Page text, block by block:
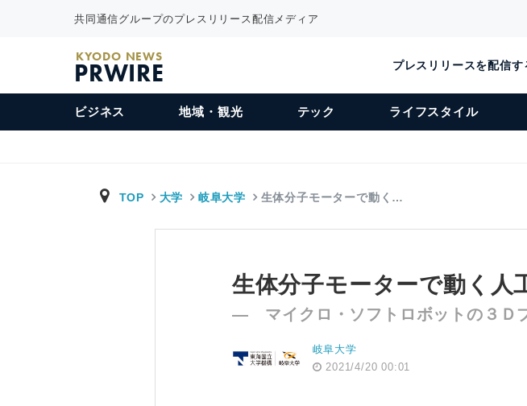
共同通信グループのプレスリリース配信メディア
KYODO NEWS
PRWIRE プレスリリースを配信す
ビジネス 地域・観光 テック ライフスタイル
TOP 大学 岐阜大学 生体分子モーターで動く…
生体分子モーターで動く人
― マイクロ・ソフトロボットの３
岐阜大学
2021/4/20 00:01